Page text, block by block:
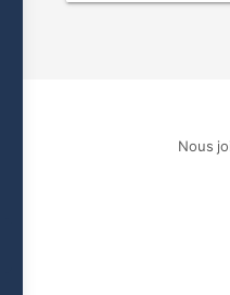
Nous